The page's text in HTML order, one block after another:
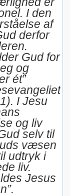
I den
af
derfor
Gud for
og
ét”
I Jesu
og liv
selv til
væsen
udtryk i
liv.
Jesus